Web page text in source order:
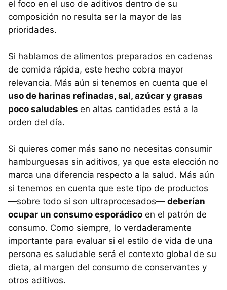
el foco en el uso de aditivos dentro de su
composición no resulta ser la mayor de las
prioridades.
Si hablamos de alimentos preparados en cadenas
de comida rápida, este hecho cobra mayor
relevancia. Más aún si tenemos en cuenta que el
uso de harinas refinadas, sal, azúcar y grasas
poco saludables en altas cantidades está a la
orden del día.
Si quieres comer más sano no necesitas consumir
hamburguesas sin aditivos, ya que esta elección no
marca una diferencia respecto a la salud. Más aún
si tenemos en cuenta que este tipo de productos
—sobre todo si son ultraprocesados— deberían
ocupar un consumo esporádico en el patrón de
consumo. Como siempre, lo verdaderamente
importante para evaluar si el estilo de vida de una
persona es saludable será el contexto global de su
dieta, al margen del consumo de conservantes y
otros aditivos.